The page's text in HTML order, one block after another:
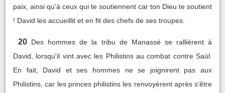
paix, ainsi qu'à ceux qui te soutiennent car ton Dieu te soutient
! David les accueillit et en fit des chefs de ses troupes.
20 Des hommes de la tribu de Manassé se rallièrent à
David, lorsqu'il vint avec les Philistins au combat contre Saül.
En fait, David et ses hommes ne se joignirent pas aux
Philistins, car les princes philistins les renvoyèrent après s'être